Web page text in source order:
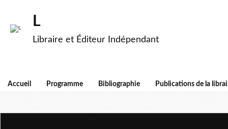
L
Libraire et Éditeur Indépendant
Accueil Programme Bibliographie Publications de la